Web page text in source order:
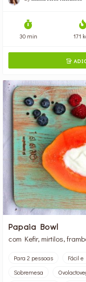
30 min 171

Papaia Bowl
com Kefir, mirtilos,
Para 2 pessoas Fácil
Sobremesa